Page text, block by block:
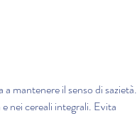
mantenere il senso di sazietà.
nei cereali integrali. Evita